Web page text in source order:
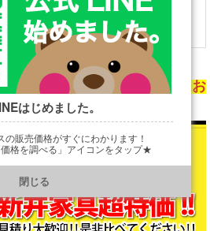
幅1230 157,000円
幅1400
幅1510
ります。 新井家具超特価はお
はじめました。
の販売価格がすぐにわかります！
格を調べる」アイコンをタップ★
R/ti/p/@901ptzjz
閉じる